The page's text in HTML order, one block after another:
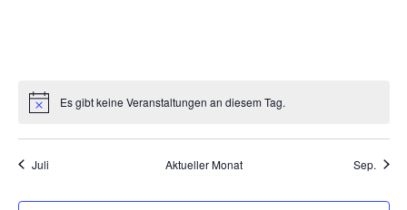
HinweisEs gibt keine Veranstaltungen an diesem Tag.
Juli Aktueller Monat Sep.